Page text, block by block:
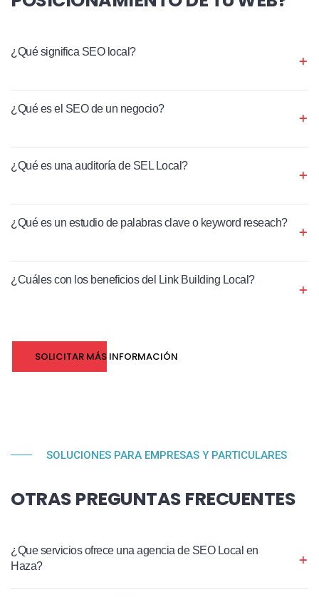
¿Qué significa SEO local?
¿Qué es el SEO de un negocio?
¿Qué es una auditoría de SEL Local?
¿Qué es un estudio de palabras clave o keyword reseach?
¿Cuáles con los beneficios del Link Building Local?
SOLICITAR MÁS INFORMACIÓN
SOLUCIONES PARA EMPRESAS Y PARTICULARES
OTRAS PREGUNTAS FRECUENTES
¿Que servicios ofrece una agencia de SEO Local en
Haza?